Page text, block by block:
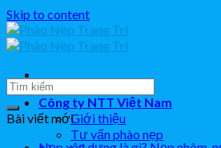
Skip to content
Công ty NTT Việt Nam
Giới thiệu
Tư vấn phào nẹp
Bài viết mới